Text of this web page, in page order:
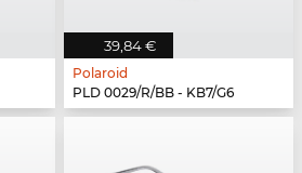
39,84 €
Polaroid
PLD 0029/R/BB - KB7/G6